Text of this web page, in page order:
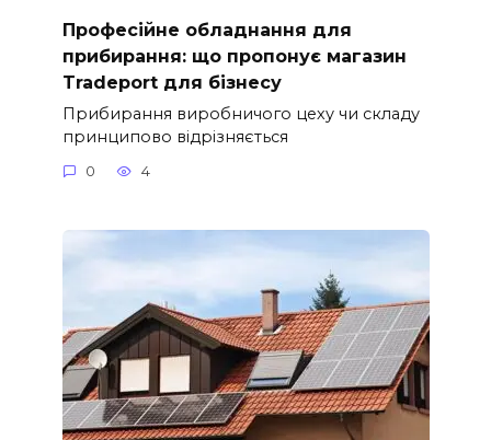
Професійне обладнання для
прибирання: що пропонує магазин
Tradeport для бізнесу
Прибирання виробничого цеху чи складу
принципово відрізняється
0 4